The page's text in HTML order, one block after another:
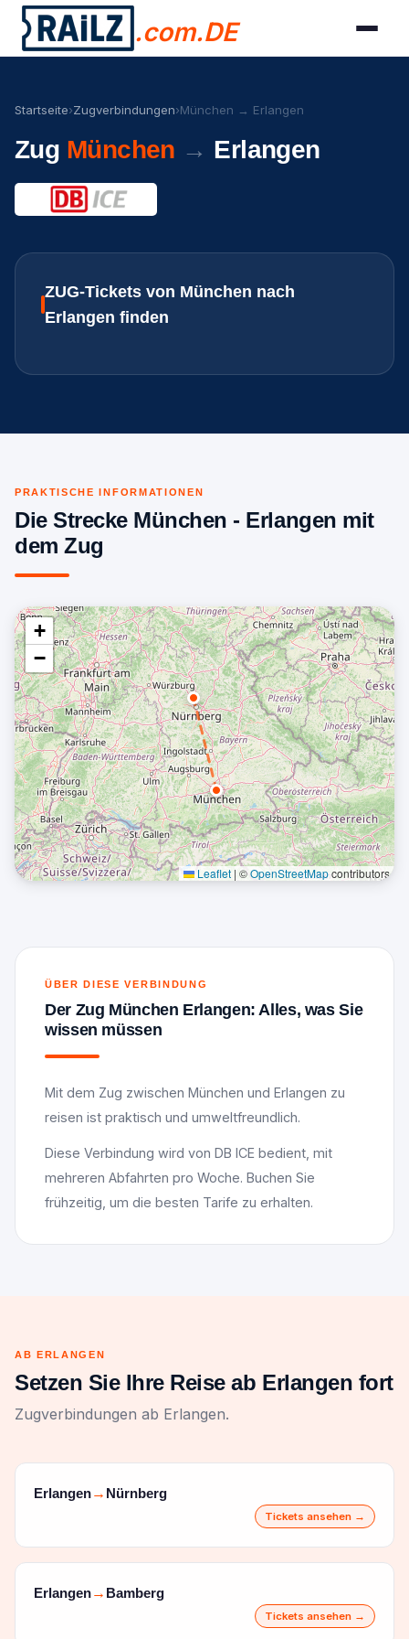
.com.DE
Startseite›Zugverbindungen›München → Erlangen
Zug München → Erlangen
ZUG-Tickets von München nach
Erlangen finden
PRAKTISCHE INFORMATIONEN
Die Strecke München - Erlangen mit
dem Zug
+
−
Leaflet | ©OpenStreetMapcontributors
ÜBER DIESE VERBINDUNG
Der Zug München Erlangen: Alles, was Sie
wissen müssen
Mit dem Zug zwischen München und Erlangen zu
reisen ist praktisch und umweltfreundlich.
Diese Verbindung wird von DB ICE bedient, mit
mehreren Abfahrten pro Woche. Buchen Sie
frühzeitig, um die besten Tarife zu erhalten.
AB ERLANGEN
Setzen Sie Ihre Reise ab Erlangen fort
Zugverbindungen ab Erlangen.
Erlangen→ Nürnberg
Tickets ansehen →
Erlangen→ Bamberg
Tickets ansehen →